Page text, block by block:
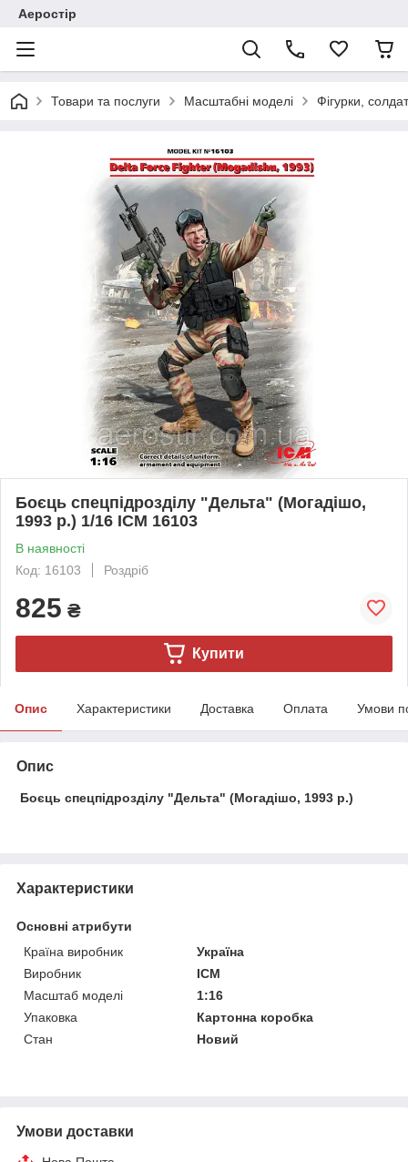
Аеростір
Товари та послуги Масштабні моделі Фігурки,
Боєць спецпідрозділу "Дельта" (Могадішо,
1993 р.) 1/16 ICM 16103
В наявності
Код: 16103
Роздріб
825 ₴
Купити
Опис Характеристики Доставка Оплата Умови
Опис
Боєць спецпідрозділу "Дельта" (Могадішо, 1993 р.)
Характеристики
Основні атрибути
Країна виробник
Україна
Виробник
ICM
Масштаб моделі
1:16
Упаковка
Картонна коробка
Стан
Новий
Умови доставки